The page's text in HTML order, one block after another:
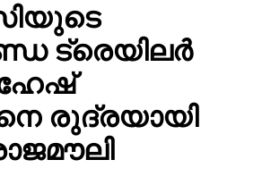
ട്രെയിലര്‍
രുദ്രയായി